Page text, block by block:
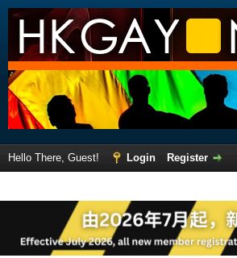
Hello There, Guest! Login
Register